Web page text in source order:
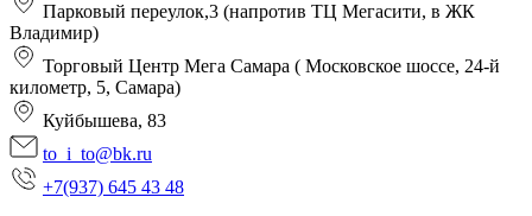
Парковый переулок,3 (напротив ТЦ Мегасити, в ЖК
Владимир)
Торговый Центр Мега Самара ( Московское шоссе, 24-й
километр, 5, Самара)
Куйбышева, 83
to_i_to@bk.ru
+7(937) 645 43 48